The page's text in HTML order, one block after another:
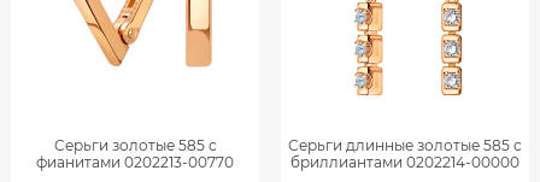
Серьги золотые 585 с
фианитами 0202213-00770
Серьги длинные золотые 585 с
бриллиантами 0202214-00000